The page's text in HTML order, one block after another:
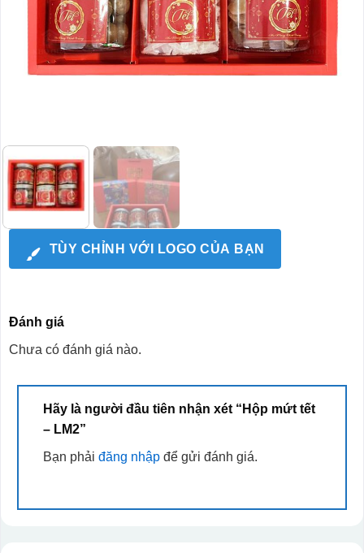
TÙY CHỈNH VỚI LOGO CỦA BẠN
Đánh giá
Chưa có đánh giá nào.
Hãy là người đầu tiên nhận xét “Hộp mứt tết
– LM2”
Bạn phải đăng nhậpđể gửi đánh giá.